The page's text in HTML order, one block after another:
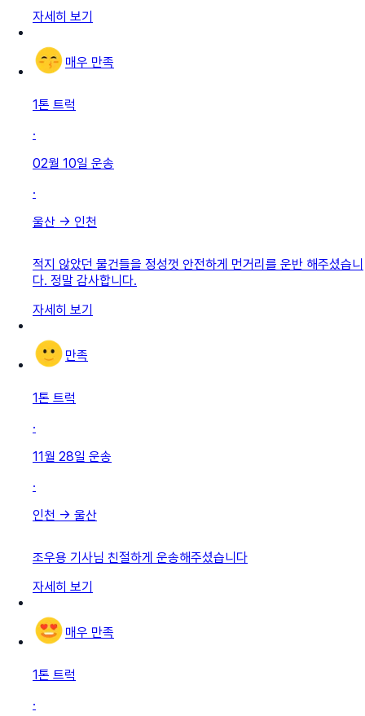
자세히 보기
매우 만족
1톤 트럭
·
02월 10일 운송
·
울산 → 인천
적지 않았던 물건들을 정성껏 안전하게 먼거리를 운반 해주셨습니
다. 정말 감사합니다.
자세히 보기
만족
1톤 트럭
·
11월 28일 운송
·
인천 → 울산
조우용 기사님 친절하게 운송해주셨습니다
자세히 보기
매우 만족
1톤 트럭
·